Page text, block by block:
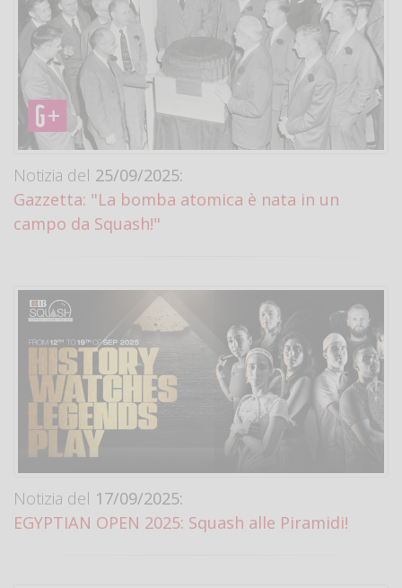
Notizia del 25/09/2025:
Gazzetta: "La bomba atomica è nata in un
campo da Squash!"
Notizia del 17/09/2025:
EGYPTIAN OPEN 2025: Squash alle Piramidi!